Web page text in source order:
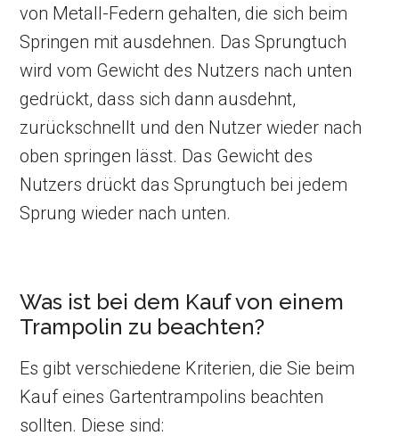
von Metall-Federn gehalten, die sich beim
Springen mit ausdehnen. Das Sprungtuch
wird vom Gewicht des Nutzers nach unten
gedrückt, dass sich dann ausdehnt,
zurückschnellt und den Nutzer wieder nach
oben springen lässt. Das Gewicht des
Nutzers drückt das Sprungtuch bei jedem
Sprung wieder nach unten.
Was ist bei dem Kauf von einem
Trampolin zu beachten?
Es gibt verschiedene Kriterien, die Sie beim
Kauf eines Gartentrampolins beachten
sollten. Diese sind: